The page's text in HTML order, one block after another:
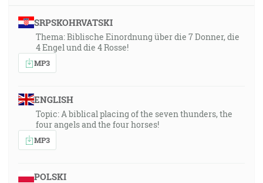
SRPSKOHRVATSKI
Thema: Biblische Einordnung über die 7 Donner, die
4 Engel und die 4 Rosse!
MP3
ENGLISH
Topic: A biblical placing of the seven thunders, the
four angels and the four horses!
MP3
POLSKI